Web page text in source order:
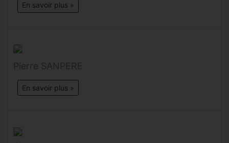
En savoir plus »
Pierre SANPERE
En savoir plus »